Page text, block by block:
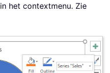
in het contextmenu. Zie